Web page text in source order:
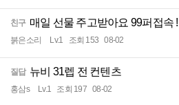
친구 매일 선물 주고받아요 99퍼접속
붉은소리 Lv.1 조회 153 08-02
질답 뉴비 31렙 전 컨텐츠
홍삼s Lv.1 조회 197 08-02